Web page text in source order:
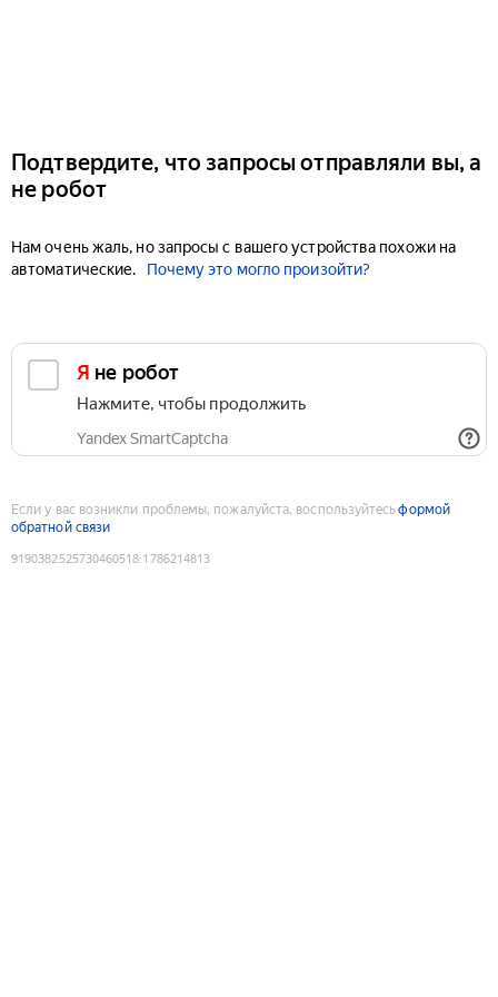
Подтвердите, что запросы отправляли вы, а
не робот
Нам очень жаль, но запросы с вашего устройства похожи на
автоматические.
Почему это могло произойти?
Я не робот
Нажмите, чтобы продолжить
Yandex SmartCaptcha
Если у вас возникли проблемы, пожалуйста, воспользуйтесьформой
обратной связи
9190382525730460518:1786214813